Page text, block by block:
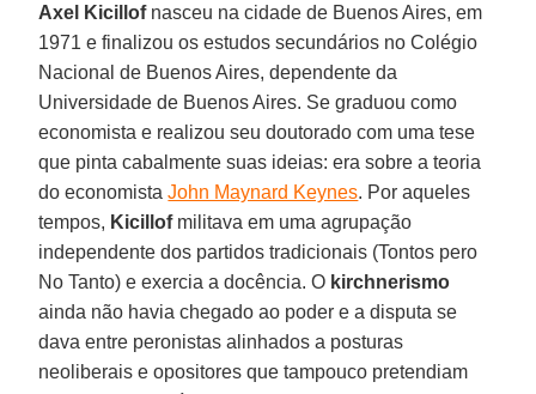
Axel Kicillofnasceu na cidade de Buenos Aires, em
1971 e finalizou os estudos secundários no Colégio
Nacional de Buenos Aires, dependente da
Universidade de Buenos Aires. Se graduou como
economista e realizou seu doutorado com uma tese
que pinta cabalmente suas ideias: era sobre a teoria
do economistaJohn Maynard Keynes. Por aqueles
tempos, Kicillofmilitava em uma agrupação
independente dos partidos tradicionais (Tontos pero
No Tanto) e exercia a docência. O kirchnerismo
ainda não havia chegado ao poder e a disputa se
dava entre peronistas alinhados a posturas
neoliberais e opositores que tampouco pretendiam